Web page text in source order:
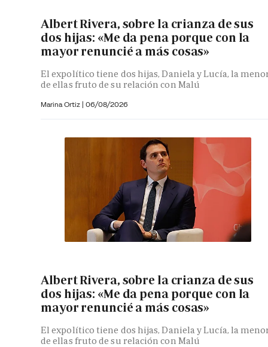
Albert Rivera, sobre la crianza de sus
dos hijas: «Me da pena porque con la
mayor renuncié a más cosas»
El expolítico tiene dos hijas, Daniela y Lucía, la
de ellas fruto de su relación con Malú
Marina Ortiz | 06/08/2026
Albert Rivera, sobre la crianza de sus
dos hijas: «Me da pena porque con la
mayor renuncié a más cosas»
El expolítico tiene dos hijas, Daniela y Lucía, la
de ellas fruto de su relación con Malú